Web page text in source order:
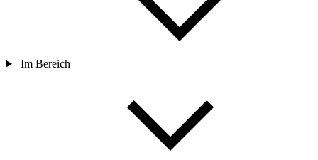
Im Bereich